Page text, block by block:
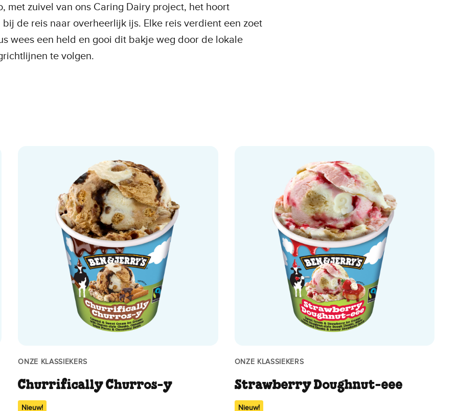
met zuivel van ons Caring Dairy project, het hoort
de reis naar overheerlijk ijs. Elke reis verdient een zoet
wees een held en gooi dit bakje weg door de lokale
te volgen.
ONZE KLASSIEKERS
Churrifically Churros-y
Nieuw!
ONZE KLASSIEKERS
Strawberry Doughnut-eee
Nieuw!